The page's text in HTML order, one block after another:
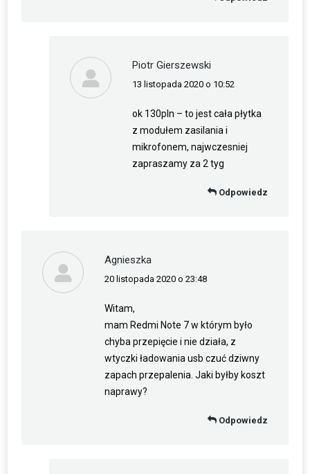
Piotr Gierszewski
napisał(a):
13 listopada 2020 o 10:52
ok 130pln – to jest cała płytka
z modułem zasilania i
mikrofonem, najwczesniej
zapraszamy za 2 tyg
Odpowiedz
Agnieszka
napisał(a):
20 listopada 2020 o 23:48
Witam,
mam Redmi Note 7 w którym było
chyba przepięcie i nie działa, z
wtyczki ładowania usb czuć dziwny
zapach przepalenia. Jaki byłby koszt
naprawy?
Odpowiedz